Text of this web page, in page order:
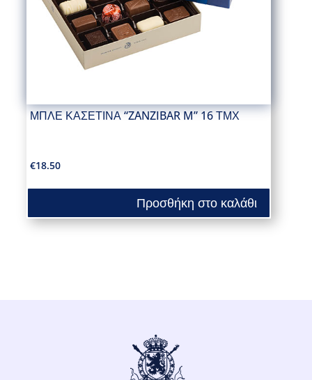
ΜΠΛΕ ΚΑΣΕΤΙΝΑ “ZANZIBAR M” 16 ΤΜΧ
€18.50
Προσθήκη στο καλάθι